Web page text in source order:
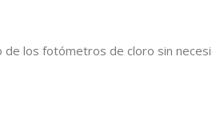
los fotómetros de cloro sin